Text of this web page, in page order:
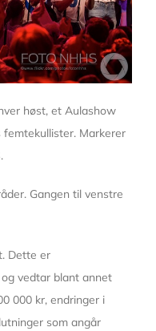
høst, et Aulashow
Markerer
Gangen til venstre
Dette er
vedtar blant annet
000 kr, endringer i
som angår